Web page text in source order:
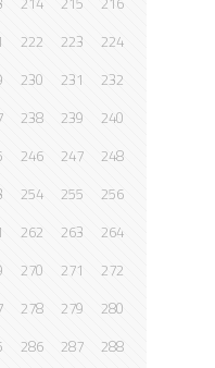
222 223
224
230 231
232
238 239
240
246 247
248
254 255
256
262 263
264
270 271
272
278 279
280
286 287 288